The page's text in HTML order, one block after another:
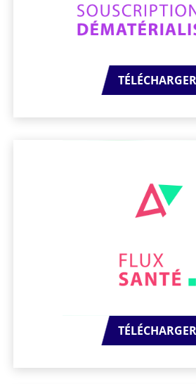
TÉLÉCHARGER
TÉLÉCHARGER